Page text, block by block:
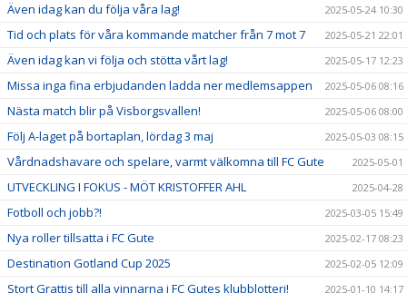
Även idag kan du följa våra lag! 2025-05-24 10:30
Tid och plats för våra kommande matcher från 7 mot 7 2025-05-21 22:01
Även idag kan vi följa och stötta vårt lag! 2025-05-17 12:23
Missa inga fina erbjudanden ladda ner medlemsappen 2025-05-06 08:16
Nästa match blir på Visborgsvallen! 2025-05-06 08:00
Följ A-laget på bortaplan, lördag 3 maj 2025-05-03 08:15
Vårdnadshavare och spelare, varmt välkomna till FC Gute 2025-05-01
UTVECKLING I FOKUS - MÖT KRISTOFFER AHL 2025-04-28
Fotboll och jobb?! 2025-03-05 15:49
Nya roller tillsatta i FC Gute 2025-02-17 08:23
Destination Gotland Cup 2025 2025-02-05 12:09
Stort Grattis till alla vinnarna i FC Gutes klubblotteri! 2025-01-10 14:17